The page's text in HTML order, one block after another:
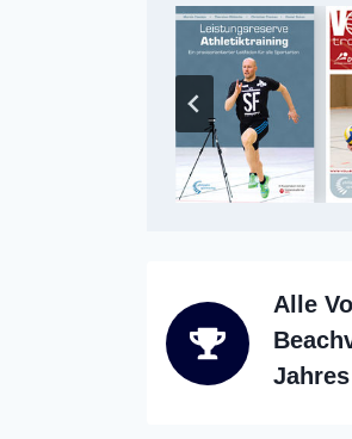
Alle
Jahres